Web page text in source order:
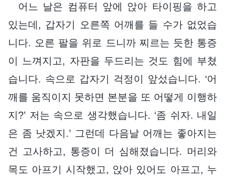
어느 날은 컴퓨터 앞에 앉아 타이핑을 하고
있는데, 갑자기 오른쪽 어깨를 들 수가 없었습
니다. 오른 팔을 위로 드니까 찌르는 듯한 통증
이 느껴지고, 자판을 두드리는 것도 힘에 부쳤
습니다. 속으로 갑자기 걱정이 앞섰습니다. ‘어
깨를 움직이지 못하면 본분을 또 어떻게 이행하
지?’ 저는 속으로 생각했습니다. ‘좀 쉬자. 내일
은 좀 낫겠지.’ 그런데 다음날 어깨는 좋아지는
건 고사하고, 통증이 더 심해졌습니다. 머리와
목도 아프기 시작했고, 앉아 있어도 아프고, 누